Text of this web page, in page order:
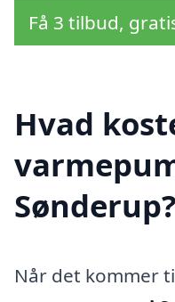
Få 3 tilbud,
Hvad
Sønderup?
Når det kommer